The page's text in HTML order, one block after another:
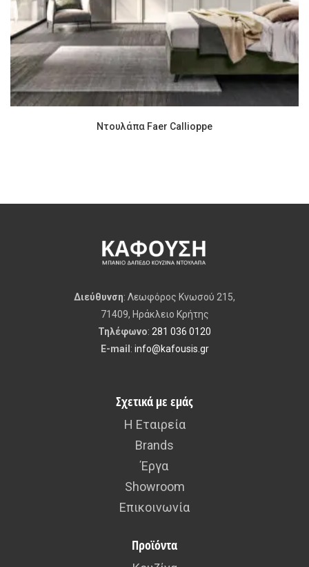
Ντουλάπα Faer Callioppe
Διεύθυνση: Λεωφόρος Κνωσού 215,
71409, Ηράκλειο Κρήτης
Τηλέφωνο: 281 036 0120
E-mail : info@kafousis.gr
Σχετικά με εμάς
Η Εταιρεία
Brands
Έργα
Showroom
Επικοινωνία
Προϊόντα